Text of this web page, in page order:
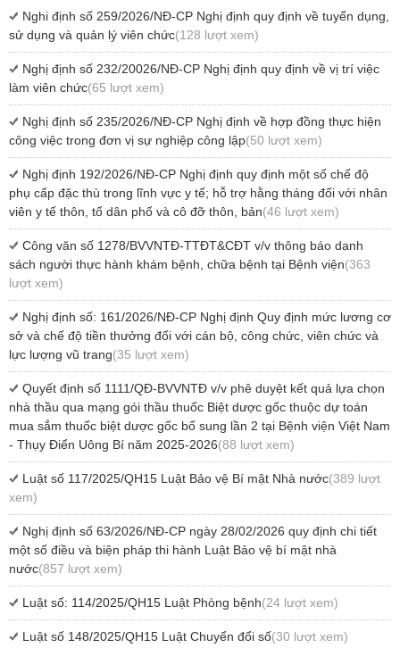
Nghi định số 259/2026/NĐ-CP Nghị định quy định về tuyển dụng,
sử dụng và quản lý viên chức(128 lượt xem)
Nghị định số 232/20026/NĐ-CP Nghị định quy định về vị trí việc
làm viên chức(65 lượt xem)
Nghị định số 235/2026/NĐ-CP Nghị định về hợp đồng thực hiện
công việc trong đơn vị sự nghiệp công lập(50 lượt xem)
Nghị định 192/2026/NĐ-CP Nghị định quy định một số chế độ
phụ cấp đặc thù trong lĩnh vực y tế; hỗ trợ hằng tháng đối với nhân
viên y tế thôn, tổ dân phố và cô đỡ thôn, bản(46 lượt xem)
Công văn số 1278/BVVNTĐ-TTĐT&CĐT v/v thông báo danh
sách người thực hành khám bệnh, chữa bệnh tại Bệnh viện(363
lượt xem)
Nghị định số: 161/2026/NĐ-CP Nghị định Quy định mức lương cơ
sở và chế độ tiền thưởng đối với cán bộ, công chức, viên chức và
lực lượng vũ trang(35 lượt xem)
Quyết định số 1111/QĐ-BVVNTĐ v/v phê duyệt kết quả lựa chọn
nhà thầu qua mạng gói thầu thuốc Biệt dược gốc thuộc dự toán
mua sắm thuốc biệt dược gốc bổ sung lần 2 tại Bệnh viện Việt Nam
- Thụy Điển Uông Bí năm 2025-2026(88 lượt xem)
Luật số 117/2025/QH15 Luật Bảo vệ Bí mật Nhà nước(389 lượt
xem)
Nghị định số 63/2026/NĐ-CP ngày 28/02/2026 quy định chi tiết
một số điều và biện pháp thi hành Luật Bảo vệ bí mật nhà
nước(857 lượt xem)
Luật số: 114/2025/QH15 Luật Phòng bệnh(24 lượt xem)
Luật số 148/2025/QH15 Luật Chuyển đổi số(30 lượt xem)